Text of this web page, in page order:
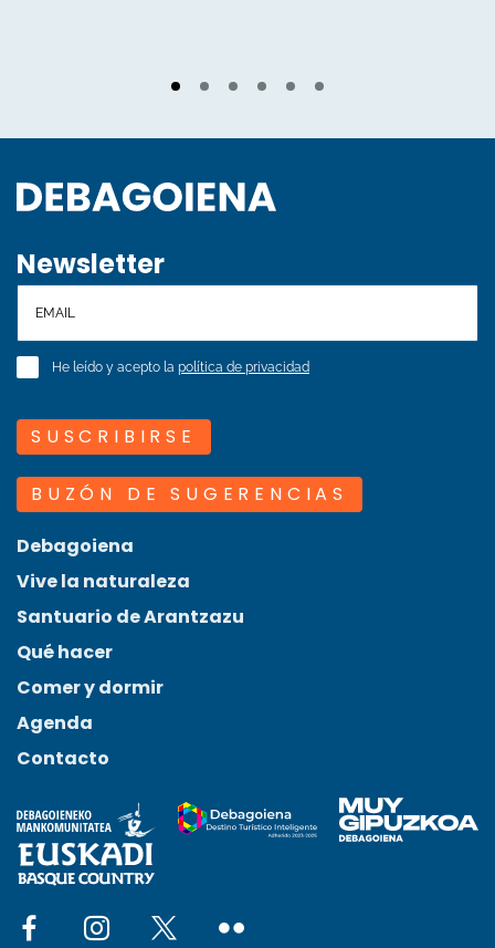
Newsletter
He leído y acepto la política de privacidad
SUSCRIBIRSE
BUZÓN DE SUGERENCIAS
Debagoiena
Vive la naturaleza
Santuario de Arantzazu
Qué hacer
Comer y dormir
Agenda
Contacto
Social network facebook
Social network instagram
Social network x
Social network flickr